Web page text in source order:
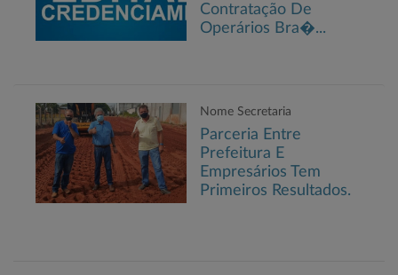
Contratação De
Operários Bra�...
Nome Secretaria
Parceria Entre
Prefeitura E
Empresários Tem
Primeiros Resultados.